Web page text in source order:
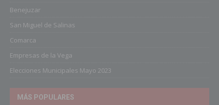
Benejuzar
San Miguel de Salinas
Comarca
Empresas de la Vega
Elecciones Municipales Mayo 2023
MÁS POPULARES